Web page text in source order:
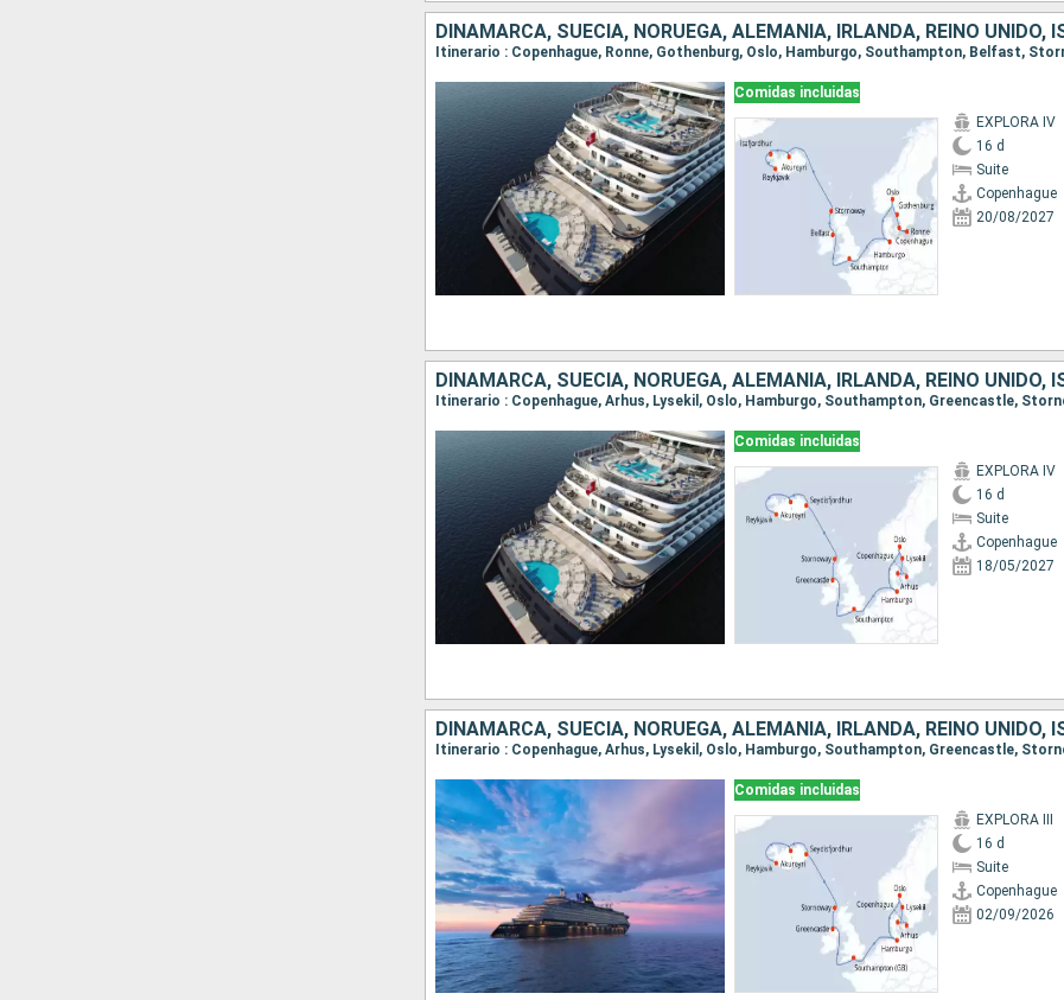
Comidas incluidas
EXPLORA IV
16 d
Suite
Copenhague
20/08/2027
Comidas incluidas
EXPLORA IV
16 d
Suite
Copenhague
18/05/2027
Comidas incluidas
EXPLORA III
16 d
Suite
Copenhague
02/09/2026